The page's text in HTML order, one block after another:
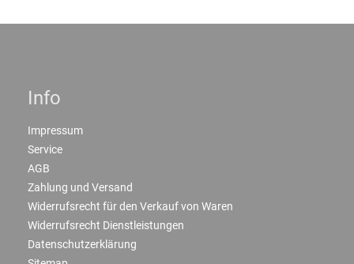
Info
Impressum
Service
AGB
Zahlung und Versand
Widerrufsrecht für den Verkauf von Waren
Widerrufsrecht Dienstleistungen
Datenschutzerklärung